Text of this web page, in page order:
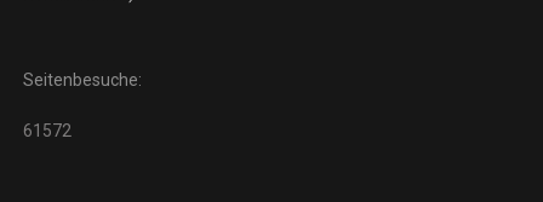
Seitenbesuche:
61572